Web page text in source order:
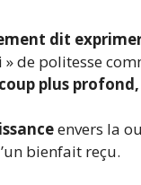
dit exprimer
» de politesse
plus
envers la
bienfait reçu.